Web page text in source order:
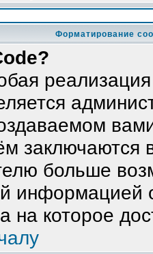
Форматирование
заключаются
больше
информацией
на которое